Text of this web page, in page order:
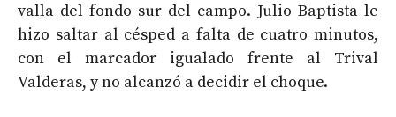
valla del fondo sur del campo. Julio Baptista le
hizo saltar al césped a falta de cuatro minutos,
con el marcador igualado frente al Trival
Valderas, y no alcanzó a decidir el choque.